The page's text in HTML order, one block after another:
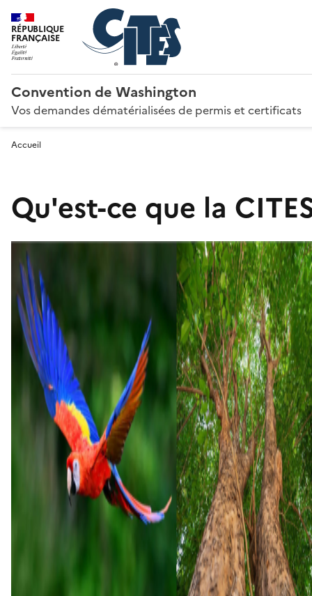
RÉPUBLIQUE
FRANÇAISE
Convention de Washington
Vos demandes dématérialisées de permis et certificats
Accueil
Qu'est-ce que la